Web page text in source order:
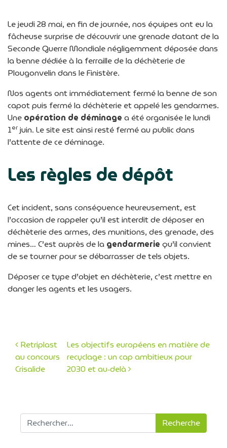
Le jeudi 28 mai, en fin de journée, nos équipes ont eu la
fâcheuse surprise de découvrir une grenade datant de la
Seconde Guerre Mondiale négligemment déposée dans
la benne dédiée à la ferraille de la déchèterie de
Plougonvelin dans le Finistère.
Nos agents ont immédiatement fermé la benne de son
capot puis fermé la déchèterie et appelé les gendarmes.
Une opération de déminage a été organisée le lundi
1er juin. Le site est ainsi resté fermé au public dans
l’attente de ce déminage.
Les règles de dépôt
Cet incident, sans conséquence heureusement, est
l’occasion de rappeler qu’il est interdit de déposer en
déchèterie des armes, des munitions, des grenade, des
mines… C’est auprès de la gendarmerie qu’il convient
de se tourner pour se débarrasser de tels objets.
Déposer ce type d’objet en déchèterie, c’est mettre en
danger les agents et les usagers.
Navigation des articles
Retriplast
au concours
Crisalide
Les objectifs européens en matière de
recyclage : un cap ambitieux pour
2030 et au‑delà
Recherche pour :